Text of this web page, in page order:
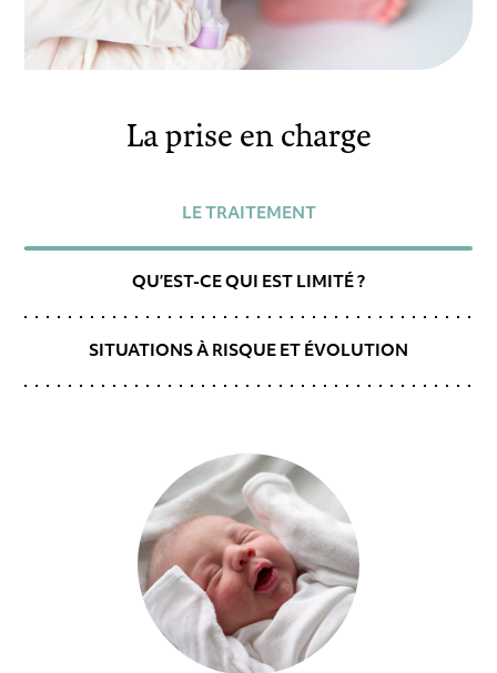
La prise en charge
LE TRAITEMENT
QU’EST-CE QUI EST LIMITÉ ?
SITUATIONS À RISQUE ET ÉVOLUTION